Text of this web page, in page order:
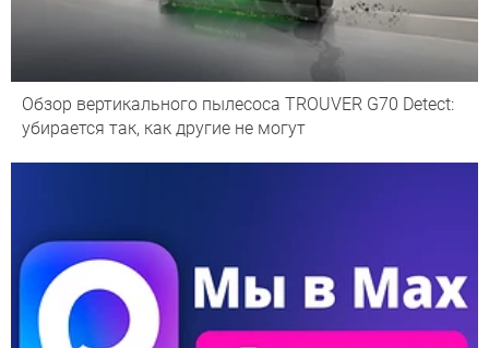
Обзор вертикального пылесоса TROUVER G70 Detect:
убирается так, как другие не могут